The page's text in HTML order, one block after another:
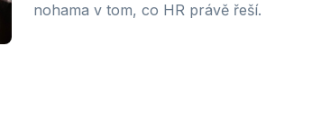
nohama v tom, co HR právě řeší.